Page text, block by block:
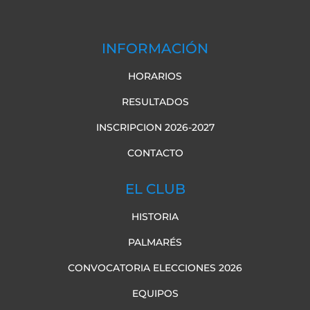
INFORMACIÓN
HORARIOS
RESULTADOS
INSCRIPCION 2026-2027
CONTACTO
EL CLUB
HISTORIA
PALMARÉS
CONVOCATORIA ELECCIONES 2026
EQUIPOS